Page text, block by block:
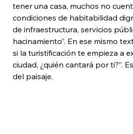
tener una casa, muchos no
condiciones de habitabilidad
de infraestructura, servicios
hacinamiento”. En ese mismo
si la turistificación te empieza a
ciudad, ¿quién cantará por ti?”.
del paisaje.